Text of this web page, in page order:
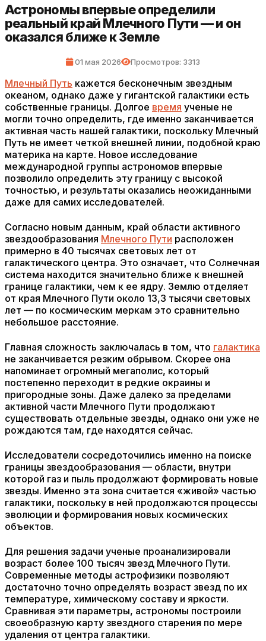
Астрономы впервые определили
реальный край Млечного Пути — и он
оказался ближе к Земле
01 мая 2026 Просмотров: 3313
Млечный Путь кажется бесконечным звездным
океаном, однако даже у гигантской галактики есть
собственные границы. Долгое время ученые не
могли точно определить, где именно заканчивается
активная часть нашей галактики, поскольку Млечный
Путь не имеет четкой внешней линии, подобной краю
материка на карте. Новое исследование
международной группы астрономов впервые
позволило определить эту границу с высокой
точностью, и результаты оказались неожиданными
даже для самих исследователей.
Согласно новым данным, край области активного
звездообразования Млечного Пути расположен
примерно в 40 тысячах световых лет от
галактического центра. Это означает, что Солнечная
система находится значительно ближе к внешней
границе галактики, чем к ее ядру. Землю отделяет
от края Млечного Пути около 13,3 тысячи световых
лет — по космическим меркам это сравнительно
небольшое расстояние.
Главная сложность заключалась в том, что галактика
не заканчивается резким обрывом. Скорее она
напоминает огромный мегаполис, который
постепенно переходит в редкие окраины и
пригородные зоны. Даже далеко за пределами
активной части Млечного Пути продолжают
существовать отдельные звезды, однако они уже не
рождаются там, где находятся сейчас.
Исследователи сосредоточились именно на поиске
границы звездообразования — области, внутри
которой газ и пыль продолжают формировать новые
звезды. Именно эта зона считается «живой» частью
галактики, поскольку в ней продолжаются процессы
эволюции и формирования новых космических
объектов.
Для решения задачи ученые проанализировали
возраст более 100 тысяч звезд Млечного Пути.
Современные методы астрофизики позволяют
достаточно точно определять возраст звезд по их
температуре, химическому составу и яркости.
Сравнивая эти параметры, астрономы построили
своеобразную карту звездного старения по мере
удаления от центра галактики.